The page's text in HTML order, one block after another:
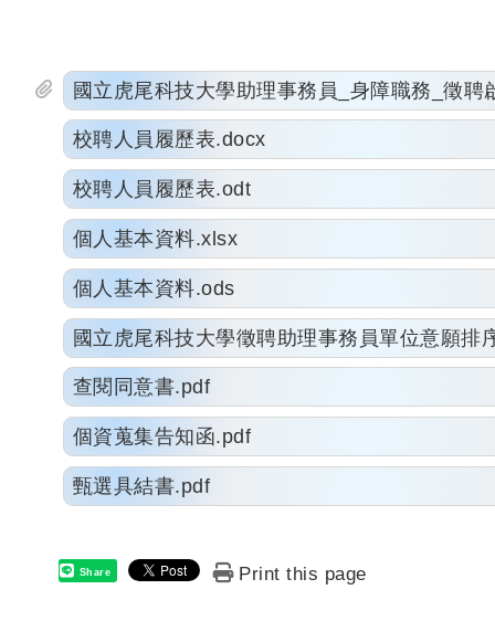
國立虎尾科技大學助理事務員_身障職務_徵聘
校聘人員履歷表.docx
校聘人員履歷表.odt
個人基本資料.xlsx
個人基本資料.ods
國立虎尾科技大學徵聘助理事務員單位意願排
查閱同意書.pdf
個資蒐集告知函.pdf
甄選具結書.pdf
Share Print this page